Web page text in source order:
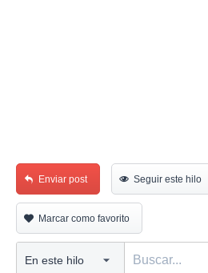
Enviar post Seguir este hilo
Marcar como favorito